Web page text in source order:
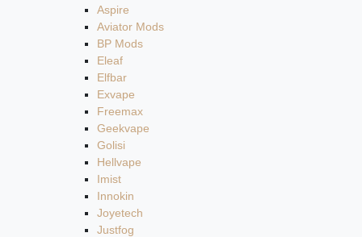
Aspire
Aviator Mods
BP Mods
Eleaf
Elfbar
Exvape
Freemax
Geekvape
Golisi
Hellvape
Imist
Innokin
Joyetech
Justfog